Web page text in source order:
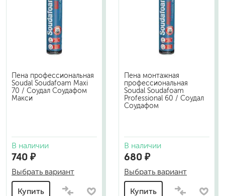
Пена профессиональная
Soudal Soudafoam Maxi
70 / Соудал Соудафом
Макси
В наличии
740 ₽
Выбрать вариант
Купить
Пена монтажная
профессиональная
Soudal Soudafoam
Professional 60 / Соудал
Соудафом
В наличии
680 ₽
Выбрать вариант
Купить